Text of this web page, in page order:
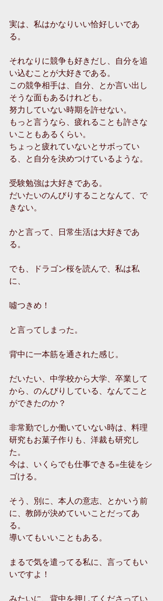
実は、私はかなりいい恰好しいであ
る。
それなりに競争も好きだし、自分を追
い込むことが大好きである。
この競争相手は、自分、とか言い出し
そうな面もあるけれども。
努力していない時期を許せない。
もっと言うなら、疲れることも許さな
いこともあるくらい。
ちょっと疲れていないとサボってい
る、と自分を決めつけているような。
受験勉強は大好きである。
だいたいのんびりすることなんて、で
きない。
かと言って、日常生活は大好きであ
る。
でも、ドラゴン桜を読んで、私は私
に、
噓つきめ！
と言ってしまった。
背中に一本筋を通された感じ。
だいたい、中学校から大学、卒業して
から、のんびりしている、なんてこと
ができたのか？
非常勤でしか働いていない時は、料理
研究もお菓子作りも、洋裁も研究し
た。
今は、いくらでも仕事できる=生徒をシ
ゴける。
そう、別に、本人の意志、とかいう前
に、教師が決めていいことだってあ
る。
導いてもいいこともある。
まるで気を遣ってる私に、言ってもい
いですよ！
みたいに、背中を押してくださってい